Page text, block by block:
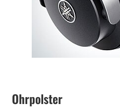
Ohrpolster